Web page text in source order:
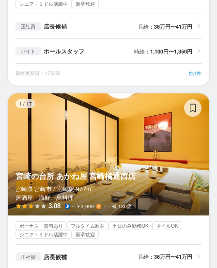
シニア・ミドル活躍中
新卒歓迎
正社員 店長候補 月給： 36万円〜41万円
バイト ホールスタッフ 時給： 1,100円〜1,350円
最終更新日：17日前 他1件
1 / 17
宮崎の台所 あかね屋 宮崎橘通西店
宮崎県 宮崎市 / 宮崎駅 977m
居酒屋、海鮮、鳥料理
3.08 ～￥3,999 － 130席
ボーナス・賞与あり フルタイム歓迎 平日のみ勤務OK
ネイルOK
シニア・ミドル活躍中
新卒歓迎
正社員 店長候補 月給： 36万円〜41万円